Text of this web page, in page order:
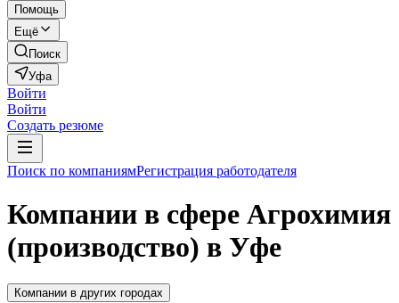
Помощь
Ещё
Поиск
Уфа
Войти
Войти
Создать резюме
Поиск по компаниямРегистрация работодателя
Компании в сфере Агрохимия
(производство) в Уфе
Компании в других городах